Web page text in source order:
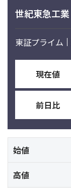
世紀東急工業
東証プライム
現在値
前日比
始値
高値